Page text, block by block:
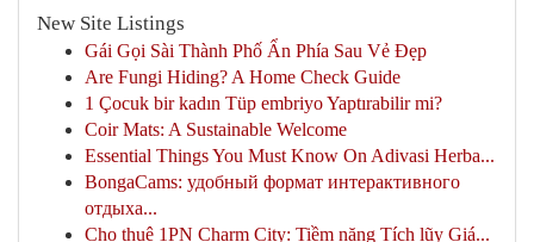
New Site Listings
Gái Gọi Sài Thành Phố Ẩn Phía Sau Vẻ Đẹp
Are Fungi Hiding? A Home Check Guide
1 Çocuk bir kadın Tüp embriyo Yaptırabilir mi?
Coir Mats: A Sustainable Welcome
Essential Things You Must Know On Adivasi Herba...
BongaCams: удобный формат интерактивного
отдыха...
Cho thuê 1PN Charm City: Tiềm năng Tích lũy Giá...